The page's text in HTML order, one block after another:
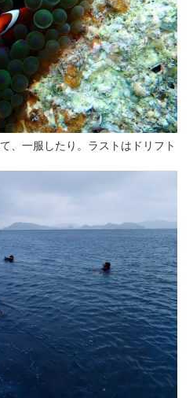
、一服したり。ラストはドリフト